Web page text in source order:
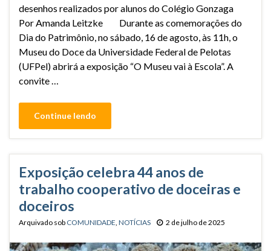
desenhos realizados por alunos do Colégio Gonzaga
Por Amanda Leitzke Durante as comemorações do
Dia do Patrimônio, no sábado, 16 de agosto, às 11h, o
Museu do Doce da Universidade Federal de Pelotas
(UFPel) abrirá a exposição “O Museu vai à Escola”. A
convite …
Continue lendo
Exposição celebra 44 anos de
trabalho cooperativo de doceiras e
doceiros
Arquivado sob COMUNIDADE NOTÍCIAS 2 de julho de 2025